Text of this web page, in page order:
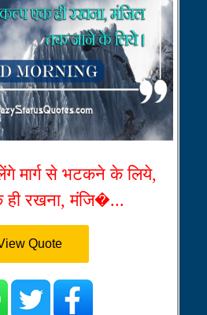
मार्ग से भटकने के लिये,
रखना, मंजि�...
Quote